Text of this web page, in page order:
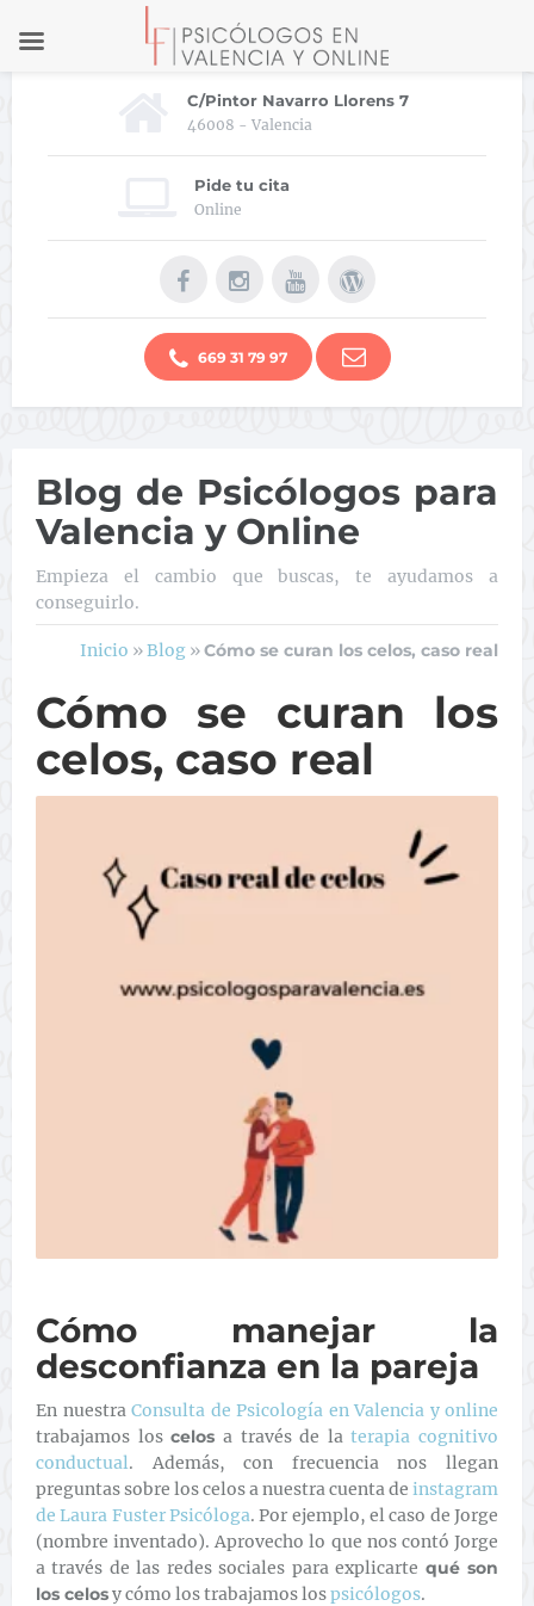
C/Pintor Navarro Llorens 7
46008 - Valencia
Pide tu cita
Online
669 31 79 97
Blog de Psicólogos para
Valencia y Online
Empieza el cambio que buscas, te ayudamos a
conseguirlo.
Inicio »Blog »Cómo se curan los celos, caso real
Cómo se curan los
celos, caso real
Cómo manejar la
desconfianza en la pareja
En nuestra Consulta de Psicología en Valencia y online
trabajamos loscelos a través de laterapia cognitivo
conductual. Además, con frecuencia nos llegan
preguntas sobre los celos a nuestra cuenta de instagram
de Laura Fuster Psicóloga. Por ejemplo, el caso de Jorge
(nombre inventado). Aprovecho lo que nos contó Jorge
a través de las redes sociales para explicarte qué son
los celosy cómo los trabajamos lospsicólogos.